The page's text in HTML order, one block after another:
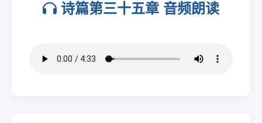
诗篇第三十五章 音频朗读